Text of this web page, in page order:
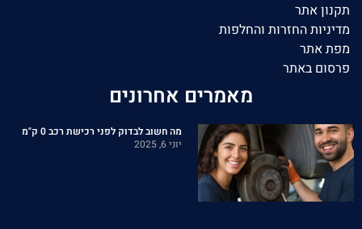
תקנון אתר
מדיניות החזרות והחלפות
מפת אתר
פרסום באתר
מאמרים אחרונים
מה חשוב לבדוק לפני רכישת רכב 0 ק"מ
יוני 6, 2025